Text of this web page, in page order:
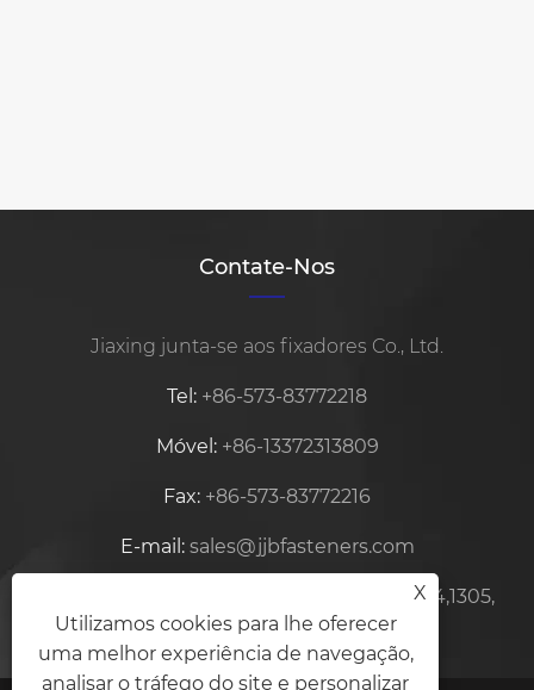
Jiaxing junta-se aos fixadores Co., Ltd.
sales@jjbfasteners.com
Endereço:
Centro Zhifu, Edifício No.15-1304,1305,
Xiuzhou, Jiaxing, Zhejiang, China
X
Utilizamos cookies para lhe oferecer
uma melhor experiência de navegação,
analisar o tráfego do site e personalizar